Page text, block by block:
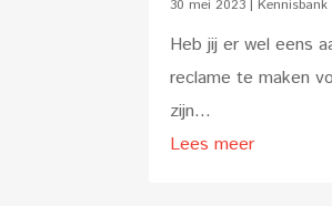
30 mei 2023 | Kennisbank
Heb jij er wel eens
reclame te maken
zijn...
Lees meer